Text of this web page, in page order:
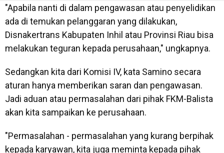
"Apabila nanti di dalam pengawasan atau penyelidikan
ada di temukan pelanggaran yang dilakukan,
Disnakertrans Kabupaten Inhil atau Provinsi Riau bisa
melakukan teguran kepada perusahaan," ungkapnya.
Sedangkan kita dari Komisi IV, kata Samino secara
aturan hanya memberikan saran dan pengawasan.
Jadi aduan atau permasalahan dari pihak FKM-Balista
akan kita sampaikan ke perusahaan.
"Permasalahan - permasalahan yang kurang berpihak
kepada karyawan, kita juga meminta kepada pihak